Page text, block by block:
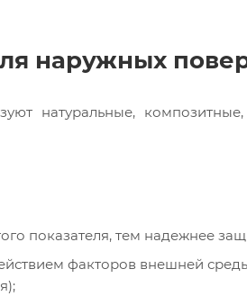
наружных
натуральные,
показателя, тем надежнее
факторов внешней